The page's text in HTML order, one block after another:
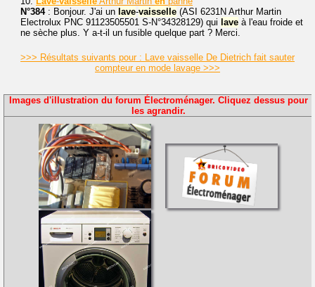
N°384: Bonjour. J'ai un lave-vaisselle (ASI 6231N Arthur Martin
Electrolux PNC 91123505501 S-N°34328129) qui lave à l'eau froide et
ne sèche plus. Y a-t-il un fusible quelque part ? Merci.
>>> Résultats suivants pour : Lave vaisselle De Dietrich fait sauter
compteur en mode lavage >>>
Images d'illustration du forum Électroménager. Cliquez dessus pour
les agrandir.